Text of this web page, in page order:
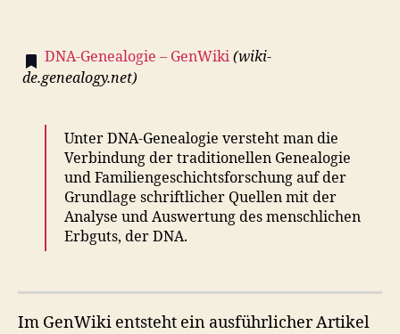
DNA-Genealogie – GenWiki (wiki-
de.genealogy.net)
Unter DNA-Genealogie versteht man die
Verbindung der traditionellen Genealogie
und Familiengeschichtsforschung auf der
Grundlage schriftlicher Quellen mit der
Analyse und Auswertung des menschlichen
Erbguts, der DNA.
Im GenWiki entsteht ein ausführlicher Artikel